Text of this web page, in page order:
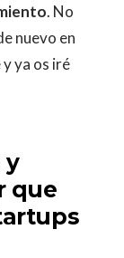
. No
nuevo en
ya os iré
y
que